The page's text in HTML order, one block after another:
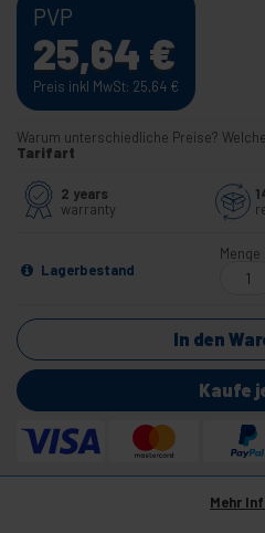
PVP
25,64 €
Preis inkl MwSt: 25,64 €
Warum unterschiedliche Preise?
Tarifart
2 years
warranty
Lagerbestand
Menge
In den
Kaufe
Mehr